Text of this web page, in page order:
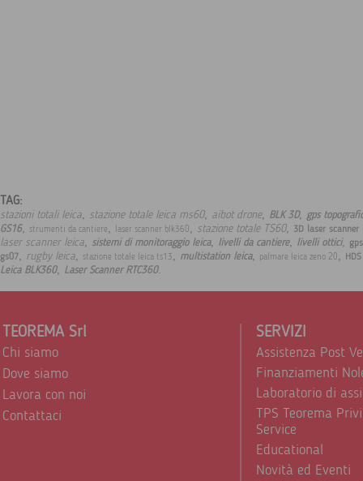
TAG:
stazioni totali leica, stazione totale leica ms60, aibot drone, BLK 3D, gps
GS16, strumenti da cantiere, laser scanner blk360, stazione totale TS60, 3D laser scanner
laser scanner leica, sistemi di monitoraggio leica, livelli da cantiere, livelli ottici,
gs07, rugby leica, stazione totale leica ts13, multistation leica, palmare leica zeno 20,
Leica BLK360, Laser Scanner RTC360.
TEOREMA Srl
Chi siamo
Dove siamo
Lavora con noi
Contattaci
SERVIZI
Assistenza Post
Finanziamenti
Laboratorio di
TPS Teorema
Service
Educational
Novità ed Eventi